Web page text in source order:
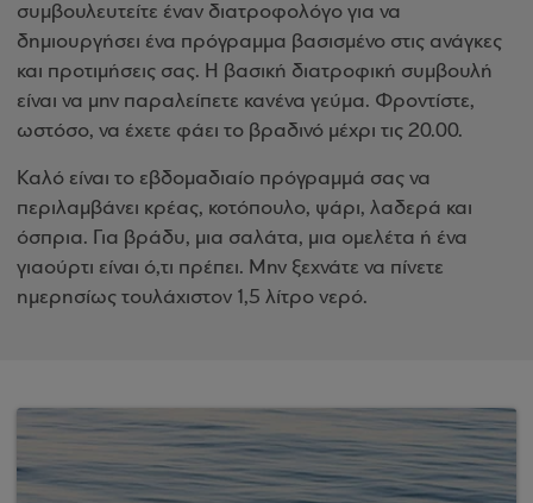
συμβουλευτείτε έναν διατροφολόγο για να
δημιουργήσει ένα πρόγραμμα βασισμένο στις ανάγκες
και προτιμήσεις σας. Η βασική διατροφική συμβουλή
είναι να μην παραλείπετε κανένα γεύμα. Φροντίστε,
ωστόσο, να έχετε φάει το βραδινό μέχρι τις 20.00.
Καλό είναι το εβδομαδιαίο πρόγραμμά σας να
περιλαμβάνει κρέας, κοτόπουλο, ψάρι, λαδερά και
όσπρια. Για βράδυ, μια σαλάτα, μια ομελέτα ή ένα
γιαούρτι είναι ό,τι πρέπει. Μην ξεχνάτε να πίνετε
ημερησίως τουλάχιστον 1,5 λίτρο νερό.